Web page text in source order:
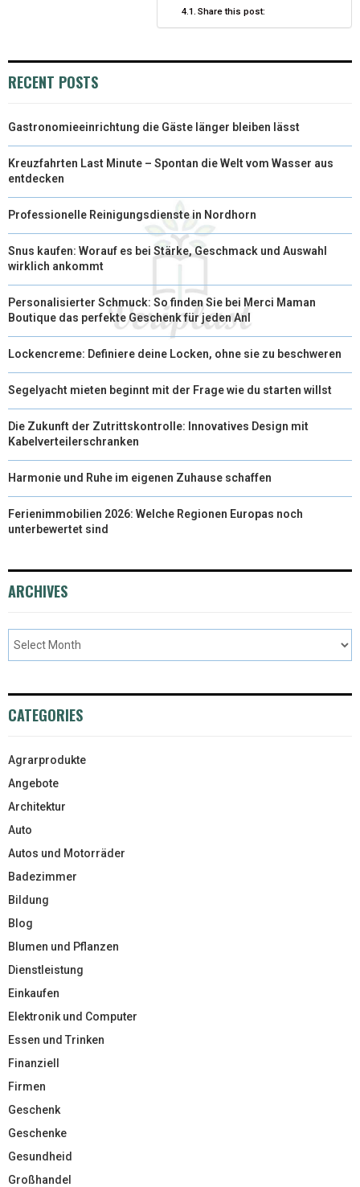
)
S N
Share this post:
RECENT POSTS
Gastronomieeinrichtung die Gäste länger bleiben lässt
Kreuzfahrten Last Minute – Spontan die Welt vom Wasser aus
entdecken
Professionelle Reinigungsdienste in Nordhorn
Snus kaufen: Worauf es bei Stärke, Geschmack und Auswahl
wirklich ankommt
Personalisierter Schmuck: So finden Sie bei Merci Maman
Boutique das perfekte Geschenk für jeden Anl
Lockencreme: Definiere deine Locken, ohne sie zu beschweren
Segelyacht mieten beginnt mit der Frage wie du starten willst
Die Zukunft der Zutrittskontrolle: Innovatives Design mit
Kabelverteilerschranken
Harmonie und Ruhe im eigenen Zuhause schaffen
Ferienimmobilien 2026: Welche Regionen Europas noch
unterbewertet sind
ARCHIVES
CATEGORIES
Agrarprodukte
Angebote
Architektur
Auto
Autos und Motorräder
Badezimmer
Bildung
Blog
Blumen und Pflanzen
Dienstleistung
Einkaufen
Elektronik und Computer
Essen und Trinken
Finanziell
Firmen
Geschenk
Geschenke
Gesundheid
Großhandel